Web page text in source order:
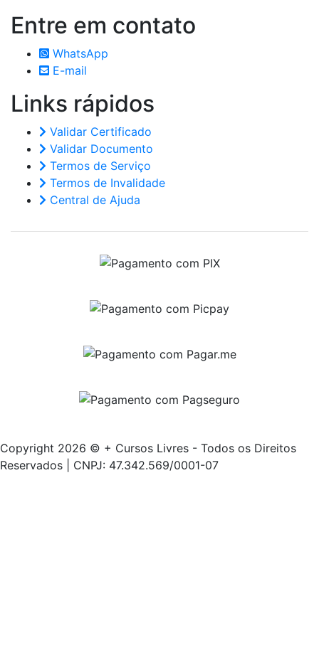
Entre em contato
WhatsApp
E-mail
Links rápidos
Validar Certificado
Validar Documento
Termos de Serviço
Termos de Invalidade
Central de Ajuda
Copyright 2026 © + Cursos Livres - Todos os Direitos
Reservados | CNPJ: 47.342.569/0001-07